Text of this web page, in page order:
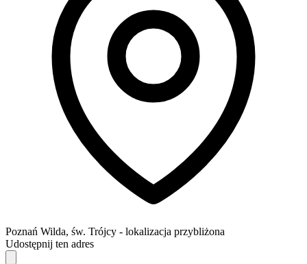
Poznań Wilda, św. Trójcy - lokalizacja przybliżona
Udostępnij ten adres